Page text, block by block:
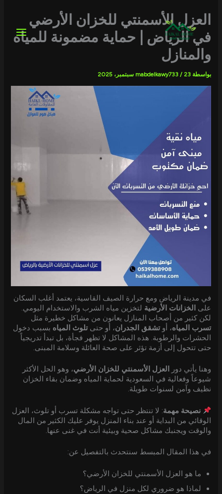
المحتوىالعزل الأسمنتي للخزان الأرضي
في الرياض | حماية مضمونة للمياه
والمنازل
بواسطة mabdelkawy733 / 23 سبتمبر، 2025
في مدينة الرياض ومع حرارة الصيف القاسية، يعتمد أغلب السكان
على الخزانات الأرضية لتخزين مياه الشرب والاستخدام اليومي.
لكن كثير من أصحاب المنازل يعانون من مشاكل خطيرة مثل
تسرب المياه، أوتشقق الجدران، أو حتىتلوث المياه بسبب دخول
الحشرات والرطوبة. هذه المشاكل لا تظهر فجأة، بل تبدأ تدريجياً
حتى تتحول إلى أزمة تؤثر على صحة العائلة وسلامة المبنى.
وهنا يأتي دور العزل الأسمنتي للخزان الأرضي، وهو الحل الأكثر
شيوعاً وفعالية في السعودية لحماية المياه وضمان بقاء الخزان
نظيف وآمن لسنوات طويلة.
نصيحة مهمة: لا تنتظر حتى تواجه مشكلة تسرب أو تلوث، العزل
الوقائي من البداية أو عند بناء المنزل يوفر عليك الكثير من المال
والوقت ويجنبك مشاكل صحية وبيئية أنت في غنى عنها.
في هذا المقال المبسط سنتحدث بالتفصيل عن:
ما هو العزل الأسمنتي للخزان الأرضي؟
لماذا هو ضروري لكل منزل في الرياض؟